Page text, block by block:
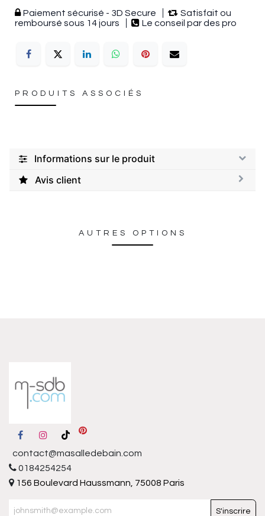
Paiement sécurisé - 3D Secure
Satisfait ou
remboursé sous 14 jours
Le conseil par des pro
PRODUITS ASSOCIÉS
Informations sur le produit
Avis client
AUTRES OPTIONS
contact@masalledebain.com
0184254254
156 Boulevard Haussmann, 75008 Paris
S'inscrire